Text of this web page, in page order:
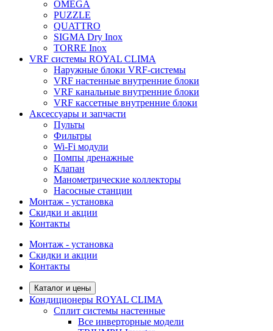
OMEGA
PUZZLE
QUATTRO
SIGMA Dry Inox
TORRE Inox
VRF системы ROYAL CLIMA
Наружные блоки VRF-системы
VRF настенные внутренние блоки
VRF канальные внутренние блоки
VRF кассетные внутренние блоки
Аксессуары и запчасти
Пульты
Фильтры
Wi-Fi модули
Помпы дренажные
Клапан
Манометрические коллекторы
Насосные станции
Монтаж - установка
Скидки и акции
Контакты
Монтаж - установка
Скидки и акции
Контакты
Каталог и цены
Кондиционеры ROYAL CLIMA
Сплит системы настенные
Все инверторные модели